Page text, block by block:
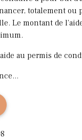
totalement
Le montant de
au permis de